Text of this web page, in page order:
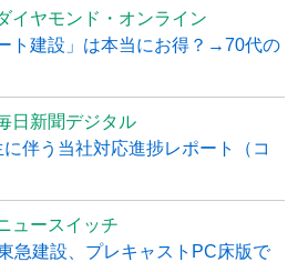
イヤモンド・オンライン
ト建設」は本当にお得？→70代の
日新聞デジタル
伴う当社対応進捗レポート（コ
ュースイッチ
急建設、プレキャストPC床版で